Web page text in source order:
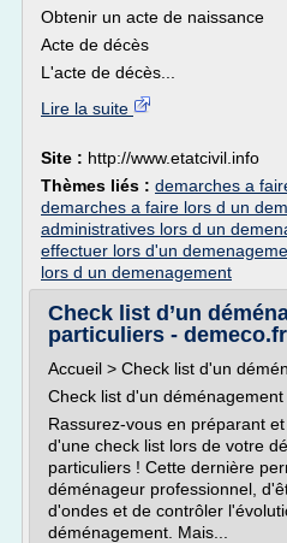
Obtenir un acte de naissance
Acte de décès
L'acte de décès...
Lire la suite
Site : http://www.etatcivil.info
Thèmes liés : demarches a
demarches a faire lors d un
administratives lors d un
effectuer lors d'un
lors d un demenagement
Check list d’un
particuliers - demeco.fr
Accueil > Check list d'un
Check list d'un
Rassurez-vous en préparant
d'une check list lors de votre
particuliers ! Cette dernière
déménageur professionnel,
d'ondes et de contrôler
déménagement. Mais...